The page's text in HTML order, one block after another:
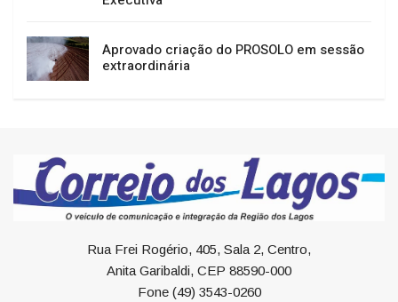
Aprovado criação do PROSOLO em sessão
extraordinária
Rua Frei Rogério, 405, Sala 2, Centro,
Anita Garibaldi, CEP 88590-000
Fone (49) 3543-0260